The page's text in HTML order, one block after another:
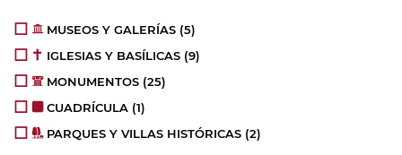
MUSEOS Y GALERÍAS (5)
IGLESIAS Y BASÍLICAS (9)
MONUMENTOS (25)
CUADRÍCULA (1)
PARQUES Y VILLAS HISTÓRICAS (2)